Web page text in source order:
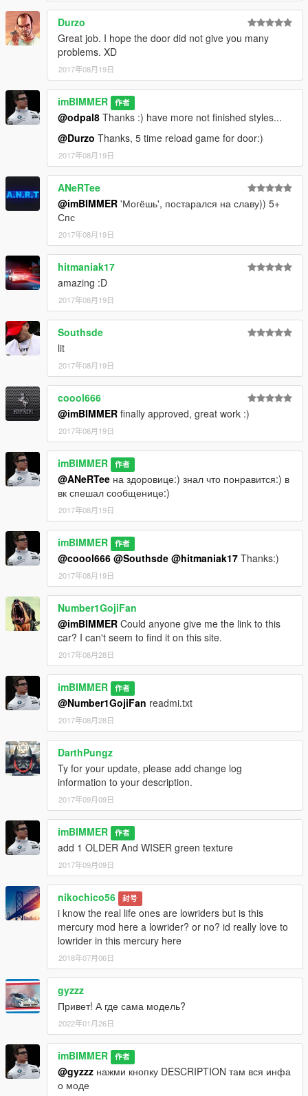
Durzo
Great job. I hope the door did not give you many
problems. XD
2017年08月19日
imBIMMER 作者
@odpal8 Thanks :) have more not finished styles...
@Durzo Thanks, 5 time reload game for door:)
2017年08月19日
ANeRTee
@imBIMMER 'Могёшь', постарался на славу)) 5+
Спс
2017年08月19日
hitmaniak17
amazing :D
2017年08月19日
Southsde
lit
2017年08月19日
coool666
@imBIMMER finally approved, great work :)
2017年08月19日
imBIMMER 作者
@ANeRTee на здоровице:) знал что понравится:) в
вк спешал сообщенице:)
2017年08月19日
imBIMMER 作者
@coool666 @Southsde @hitmaniak17 Thanks:)
2017年08月19日
Number1GojiFan
@imBIMMER Could anyone give me the link to this
car? I can't seem to find it on this site.
2017年08月28日
imBIMMER 作者
@Number1GojiFan readmi.txt
2017年08月28日
DarthPungz
Ty for your update, please add change log
information to your description.
2017年09月09日
imBIMMER 作者
add 1 OLDER And WISER green texture
2017年09月09日
nikochico56 封号
i know the real life ones are lowriders but is this
mercury mod here a lowrider? or no? id really love to
lowrider in this mercury here
2018年07月06日
gyzzz
Привет! А где сама модель?
2022年01月26日
imBIMMER 作者
@gyzzz нажми кнопку DESCRIPTION там вся инфа
о моде